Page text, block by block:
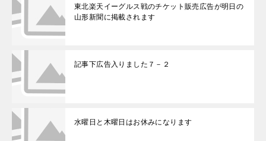
東北楽天イーグルス戦のチケット販売広告が明日の
山形新聞に掲載されます
記事下広告入りました７－２
水曜日と木曜日はお休みになります